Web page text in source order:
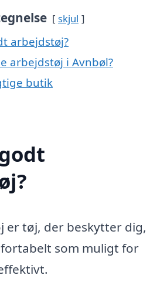
skjul
arbejdstøj?
arbejdstøj i Avnbøl?
butik
er tøj, der beskytter dig,
som muligt for